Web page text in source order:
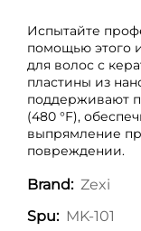
Испытайте
помощью этого
для волос с
пластины из
поддерживают
(480 °F),
выпрямление
повреждении.
Brand: Zexi
Spu: MK-101